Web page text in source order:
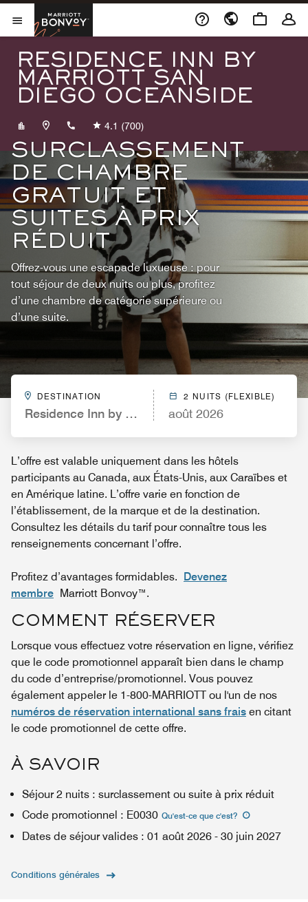
Skip to Content
Ouvrir le menu
Marriott Bonvoy
RESIDENCE INN BY
MARRIOTT SAN
DIEGO OCEANSIDE
+17607229600
4.1 (700)
SURCLASSEMENT
DE CHAMBRE
GRATUIT ET
SUITES À PRIX
RÉDUIT
Offrez-vous une escapade luxueuse : pour
tout séjour de deux nuits ou plus, profitez
d’une chambre de catégorie supérieure ou
d’une suite.
DESTINATION
Residence Inn by Marriott San Diego Oceanside
2 NUITS (FLEXIBLE)
août 2026
L’offre est valable uniquement dans les hôtels
participants au Canada, aux États-Unis, aux Caraïbes et
en Amérique latine. L’offre varie en fonction de
l’établissement, de la marque et de la destination.
Consultez les détails du tarif pour connaître tous les
renseignements concernant l’offre.
Profitez d’avantages formidables. Devenez
membre Marriott Bonvoy™.
COMMENT RÉSERVER
Lorsque vous effectuez votre réservation en ligne, vérifiez
que le code promotionnel apparaît bien dans le champ
du code d’entreprise/promotionnel. Vous pouvez
également appeler le 1-800-MARRIOTT ou l'un de nos
numéros de réservation international sans frais en citant
le code promotionnel de cette offre.
À SAVOIR
Séjour 2 nuits : surclassement ou suite à prix réduit
Code promotionnel : E0030 Qu'est-ce que c'est?
Dates de séjour valides : 01 août 2026 - 30 juin 2027
Conditions générales